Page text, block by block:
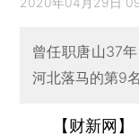
曾任职唐山37
河北落马的第9
【财新网